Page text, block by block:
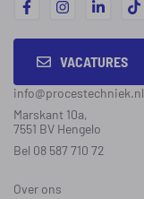
VACATURES
info@procestechniek.nl
Marskant 10a,
7551 BV Hengelo
Bel 08 587 710 72
Over ons